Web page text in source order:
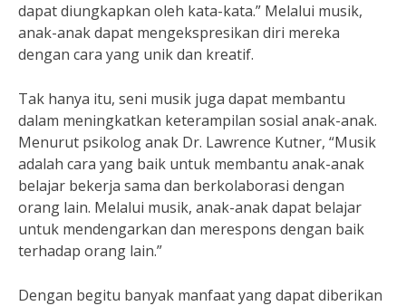
dapat diungkapkan oleh kata-kata.” Melalui musik,
anak-anak dapat mengekspresikan diri mereka
dengan cara yang unik dan kreatif.
Tak hanya itu, seni musik juga dapat membantu
dalam meningkatkan keterampilan sosial anak-anak.
Menurut psikolog anak Dr. Lawrence Kutner, “Musik
adalah cara yang baik untuk membantu anak-anak
belajar bekerja sama dan berkolaborasi dengan
orang lain. Melalui musik, anak-anak dapat belajar
untuk mendengarkan dan merespons dengan baik
terhadap orang lain.”
Dengan begitu banyak manfaat yang dapat diberikan